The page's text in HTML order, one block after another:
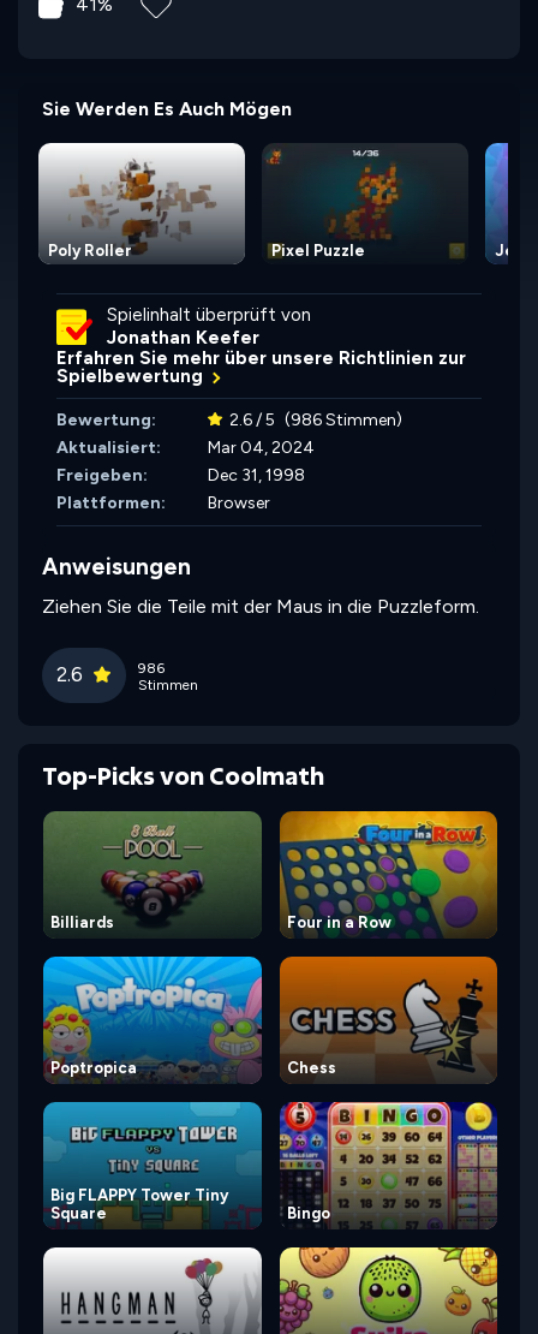
41%
Sie Werden Es Auch Mögen
Poly Roller Pixel Puzzle
Spielinhalt überprüft von
Jonathan Keefer
Erfahren Sie mehr über unsere Richtlinien zur
Spielbewertung
Bewertung: 2.6 / 5 (986 Stimmen)
Aktualisiert:
Mar 04, 2024
Freigeben:
Dec 31, 1998
Plattformen:
Browser
Anweisungen
Ziehen Sie die Teile mit der Maus in die Puzzleform.
2.6
986
Stimmen
Top-Picks von Coolmath
Billiards Four in a Row
Poptropica Chess
Big FLAPPY Tower Tiny
Square
Bingo